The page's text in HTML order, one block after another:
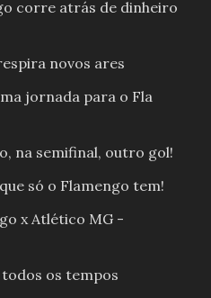
corre atrás de dinheiro
novos ares
jornada para o Fla
na semifinal, outro gol!
só o Flamengo tem!
x Atlético MG -
os tempos